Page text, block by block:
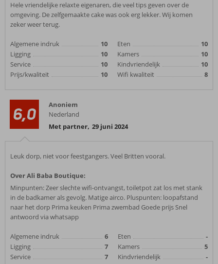
Hele vriendelijke relaxte eigenaren, die veel tips geven over de
omgeving. De zelfgemaakte cake was ook erg lekker. Wij komen
zeker weer terug.
Algemene indruk
10
Ligging
10
Service
10
Prijs/kwaliteit
10
Eten
10
Kamers
10
Kindvriendelijk
10
Wifi kwaliteit
8
6,0
Anoniem
Nederland
Met partner, 29 juni 2024
Leuk dorp, niet voor feestgangers. Veel Britten vooral.
Over Ali Baba Boutique:
Minpunten: Zeer slechte wifi-ontvangst, toiletpot zat los met stank
in de badkamer als gevolg. Matige airco. Pluspunten: loopafstand
naar het dorp Prima keuken Prima zwembad Goede prijs Snel
antwoord via whatsapp
Algemene indruk
6
Ligging
7
Service
7
Eten
-
Kamers
5
Kindvriendelijk
-